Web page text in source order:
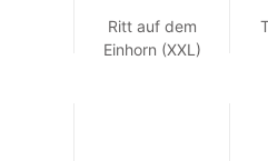
Ritt auf dem
Einhorn (XXL)